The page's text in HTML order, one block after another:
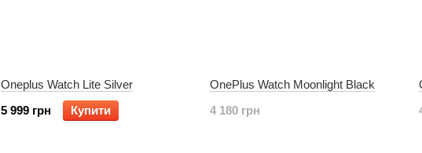
Oneplus Watch Lite Silver
5 999 грн
Купити
OnePlus Watch Moonlight Black
4 180 грн